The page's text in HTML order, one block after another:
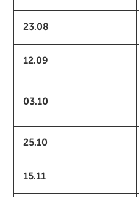
23.08
12.09
03.10
25.10
15.11